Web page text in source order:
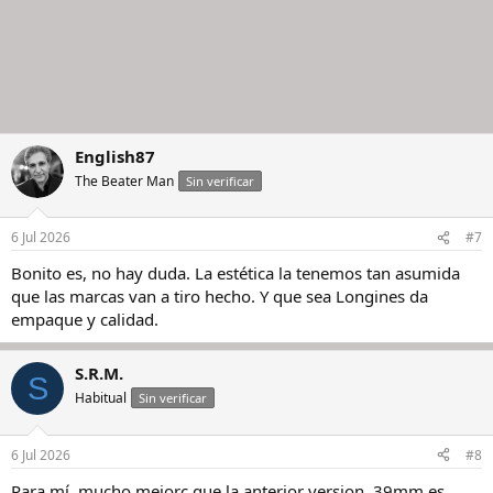
English87
The Beater Man Sin verificar
6 Jul 2026 #7
Bonito es, no hay duda. La estética la tenemos tan asumida
que las marcas van a tiro hecho. Y que sea Longines da
empaque y calidad.
S S.R.M.
Habitual Sin verificar
6 Jul 2026 #8